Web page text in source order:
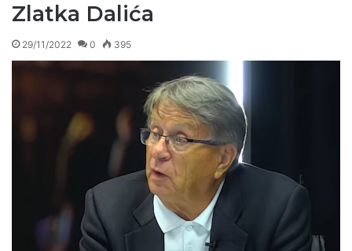
Zlatka Dalića
29/11/2022 0 395